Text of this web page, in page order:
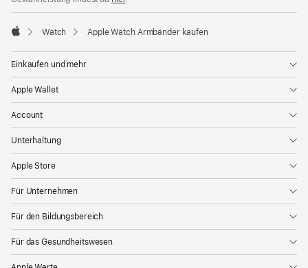
Watch Apple Watch Armbänder kaufen
Einkaufen und mehr
Apple Wallet
Account
Unterhaltung
Apple Store
Für Unternehmen
Für den Bildungsbereich
Für das Gesundheitswesen